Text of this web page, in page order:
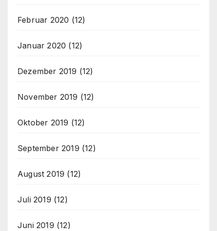
Februar 2020 (12)
Januar 2020 (12)
Dezember 2019 (12)
November 2019 (12)
Oktober 2019 (12)
September 2019 (12)
August 2019 (12)
Juli 2019 (12)
Juni 2019 (12)